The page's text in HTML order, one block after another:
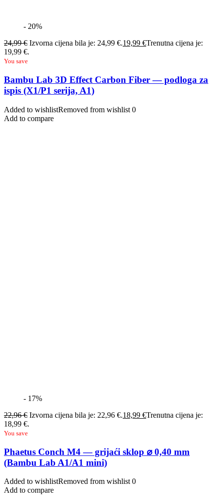
- 20%
24,99€ Izvorna cijena bila je: 24,99 €.19,99 €Trenutna cijena je:
19,99 €.
You save
Bambu Lab 3D Effect Carbon Fiber — podloga za
ispis (X1/P1 serija, A1)
Added to wishlistRemoved from wishlist 0
Add to compare
- 17%
22,96€ Izvorna cijena bila je: 22,96 €.18,99 €Trenutna cijena je:
18,99 €.
You save
Phaetus Conch M4 — grijaći sklop ⌀ 0,40 mm
(Bambu Lab A1/A1 mini)
Added to wishlistRemoved from wishlist 0
Add to compare